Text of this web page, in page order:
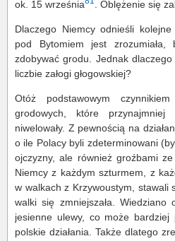
ok. 15 września
. Oblężenie się
Dlaczego Niemcy odnieśli
pod Bytomiem jest
zdobywać grodu. Jednak
liczbie załogi głogowskiej?
Otóż podstawowym
grodowych, które
niwelowały. Z pewnością na
o ile Polacy byli zdeterminowani
ojczyzny, ale również groźbami
Niemcy z każdym szturmem, z
w walkach z Krzywoustym, stawali
walki się zmniejszała. Wiedziano
jesienne ulewy, co może
polskie działania. Także dlatego